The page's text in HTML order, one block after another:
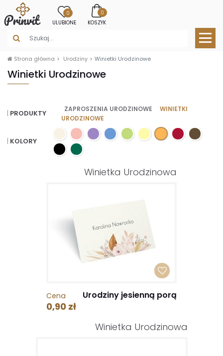
0
ULUBIONE
0
KOSZYK
Strona główna Urodziny Winietki Urodzinowe
Winietki Urodzinowe
PRODUKTY ZAPROSZENIA URODZINOWE
WINIETKI
URODZINOWE
KOLORY
Winietka Urodzinowa
Cena
0,90 zł
Urodziny jesienną porą
Winietka Urodzinowa